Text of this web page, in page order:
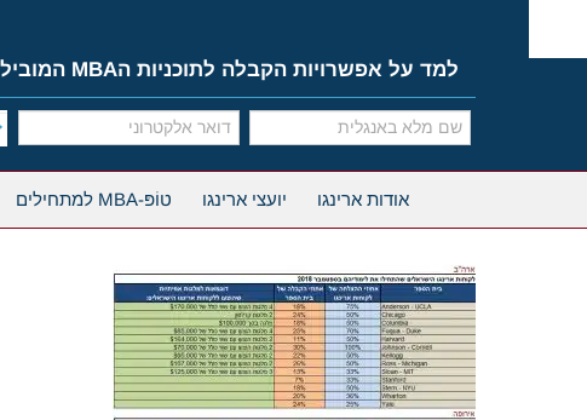
content
למד על אפשרויות הקבלה לתוכניות הMBA המובילות
אודות ארינגו יועצי ארינגו טוֹפּ-MBA למתחילים